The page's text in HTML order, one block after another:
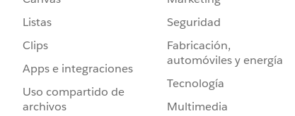
Listas
Clips
Apps e integraciones
Uso compartido de
archivos
Seguridad
Fabricación,
automóviles y energía
Tecnología
Multimedia